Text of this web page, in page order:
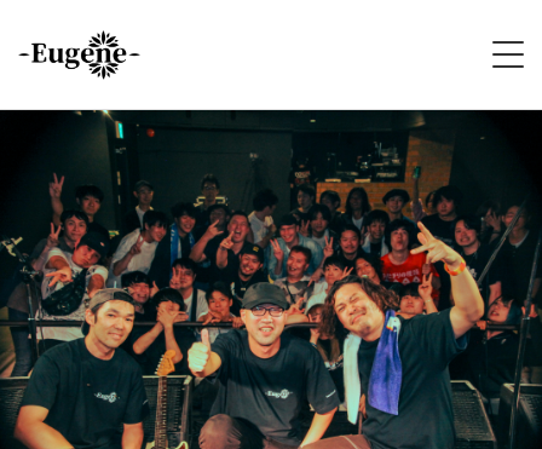
HOME
ABOUT
LIVE
VIDEO
DISCOGRAPHY